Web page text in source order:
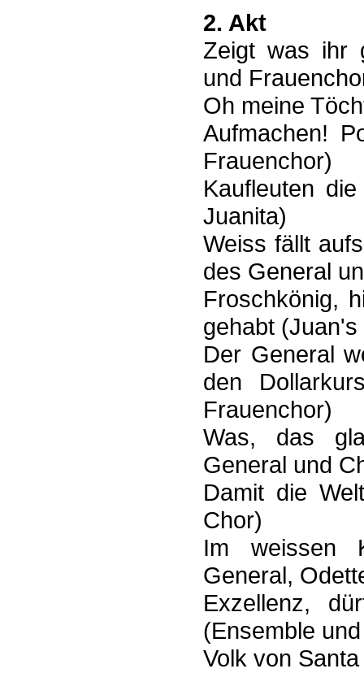
2. Akt
Zeigt was ihr
und
Oh meine
Aufmachen!
Frauenchor)
Kaufleuten
Juanita)
Weiss fällt
des General
Froschkönig,
gehabt (Juan's
Der General
den
Frauenchor)
Was, das
General und
Damit die
Chor)
Im weissen
General,
Exzellenz,
(Ensemble
Volk von